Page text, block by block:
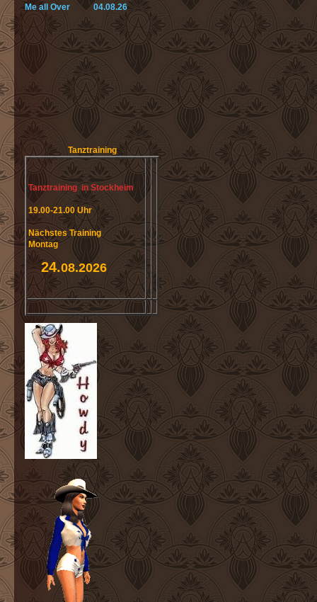
Me all Over 04.08.26
Tanztraining
Tanztraining in Stockheim
19.00-21.00 Uhr
Nächstes Training
Montag
24.08.2026